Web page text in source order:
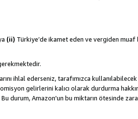
(ii) Türkiye’de ikamet eden ve vergiden
ihlal ederseniz, tarafımızca
gelirlerini kalıcı olarak durdurma
durum, Amazon'un bu miktarın ötesinde